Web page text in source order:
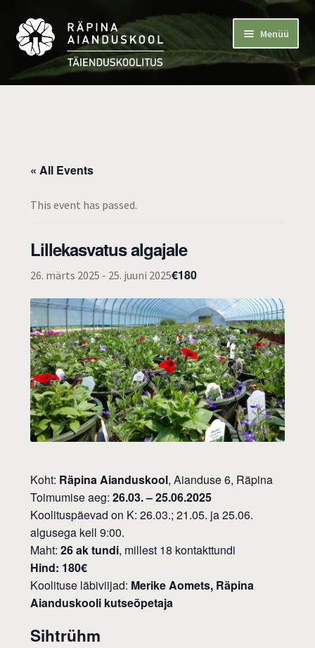
Liigu
navigeerimisele
Liigu
sisu
juurde
Menüü
Avaleht
« All Events
This event has passed.
Lillekasvatus algajale
26. märts 2025 - 25. juuni 2025€180
Koht: Räpina Aianduskool, Aianduse 6, Räpina
Toimumise aeg: 26.03. – 25.06.2025
Koolituspäevad on K: 26.03.; 21.05. ja 25.06.
algusega kell 9:00.
Maht: 26 ak tundi, millest 18 kontakttundi
Hind: 180€
Koolituse läbiviijad: Merike Aomets, Räpina
Aianduskooli kutseõpetaja
Sihtrühm